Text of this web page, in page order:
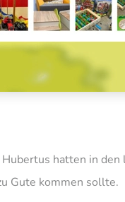
hatten in
Gute kommen sollte.